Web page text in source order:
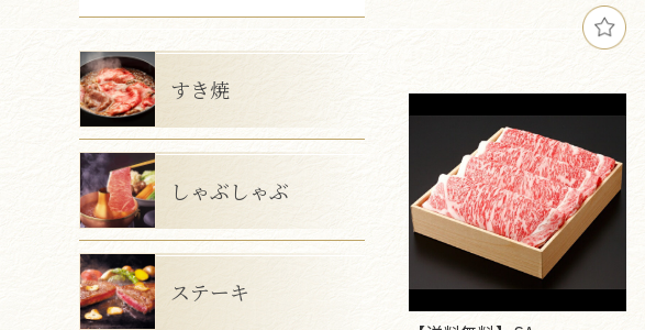
すき焼
しゃぶしゃぶ
ステーキ